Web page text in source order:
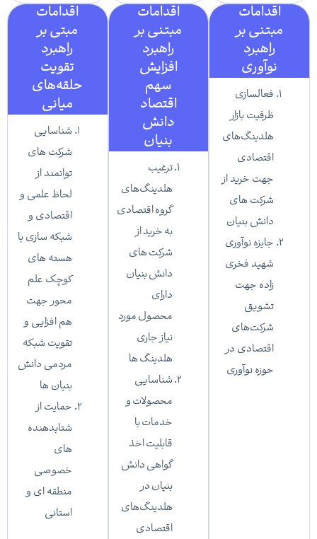
اقدامات
مبتنی بر
راهبرد
نوآوری​
فعالسازی
ظرفیت بازار
هلدینگ‌های
اقتصادی
جهت خرید از
شرکت های
دانش بنیان
جایزه نوآوری
شهید فخری
زاده جهت
تشویق
شرکت‌های
اقتصادی در
حوزه نوآوری
اقدامات
مبتنی بر
راهبرد
افزایش
سهم
اقتصاد
دانش
بنیان
ترغیب
هلدینگ‌های
گروه اقتصادی
به خرید از
شرکت های
دانش بنیان
محصول مورد
نیاز جاری
هلدینگ ها
شناسایی
محصولات و
خدمات با
قابلیت اخذ
گواهی دانش
بنیان در
هلدینگ‌های
اقتصادی
اقدامات
مبتی بر
راهبرد
تقویت
حلقه‌های
میانی
شناسایی
شرکت های
توانمند از
لحاظ علمی و
اقتصادی و
شبکه سازی با
هسته های
کوچک علم
محور جهت
هم افزایی و
تقویت شبکه
مردمی دانش
بنیان ها
حمایت از
شتابدهنده
خصوصی
منطقه ای و
استانی